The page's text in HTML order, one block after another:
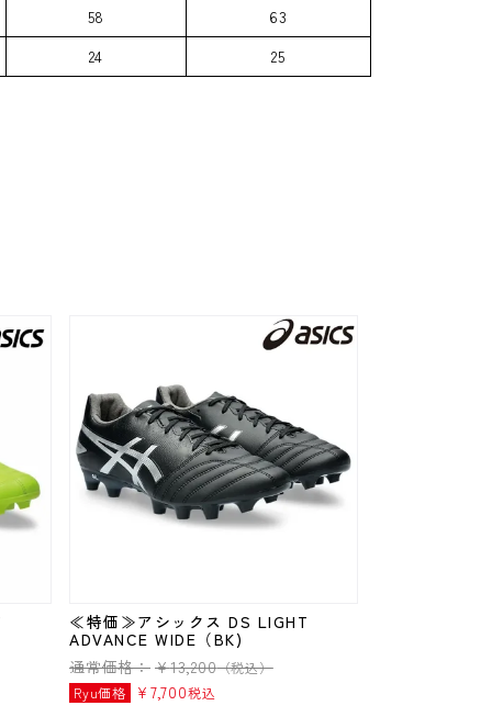
58
63
24 25
≪特価≫アシックス DS LIGHT
ADVANCE WIDE（BK)
通常価格： ¥13,200（税込）
Ryu価格
¥ 7,700税込